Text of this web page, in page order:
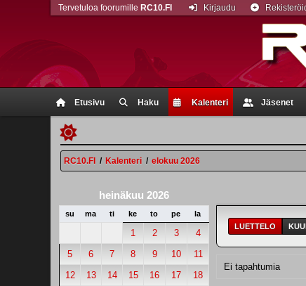
Etusivu Haku Kalenteri Jäsenet
Tervetuloa foorumille RC10.FI Kirjaudu
RC10.FI / Kalenteri / elokuu 2026
heinäkuu 2026
su ma ti ke to pe la
1 2 3
4
5
6 7 8 9 10
11
12
13 14 15 16 17
18
LUETTELO
Ei tapahtumia